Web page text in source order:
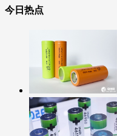
今日热点